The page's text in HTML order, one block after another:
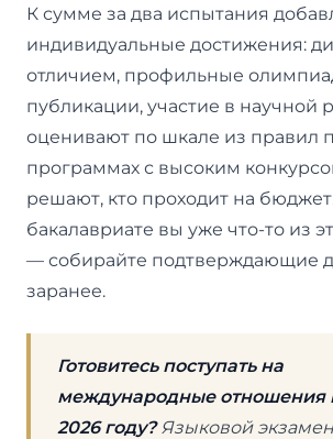
К сумме за два испытания
индивидуальные достижения:
отличием, профильные
публикации, участие в научной
оценивают по шкале из правил
программах с высоким
решают, кто проходит на
бакалавриате вы уже что-то из
— собирайте подтверждающие
заранее.
Готовитесь поступать на
международные
2026 году?Языковой экзамен